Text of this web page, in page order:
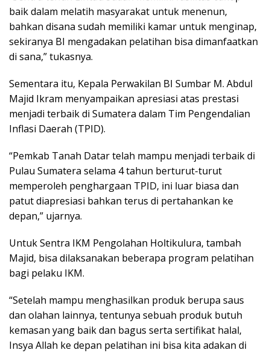
baik dalam melatih masyarakat untuk menenun,
bahkan disana sudah memiliki kamar untuk menginap,
sekiranya BI mengadakan pelatihan bisa dimanfaatkan
di sana,” tukasnya.
Sementara itu, Kepala Perwakilan BI Sumbar M. Abdul
Majid Ikram menyampaikan apresiasi atas prestasi
menjadi terbaik di Sumatera dalam Tim Pengendalian
Inflasi Daerah (TPID).
“Pemkab Tanah Datar telah mampu menjadi terbaik di
Pulau Sumatera selama 4 tahun berturut-turut
memperoleh penghargaan TPID, ini luar biasa dan
patut diapresiasi bahkan terus di pertahankan ke
depan,” ujarnya.
Untuk Sentra IKM Pengolahan Holtikulura, tambah
Majid, bisa dilaksanakan beberapa program pelatihan
bagi pelaku IKM.
“Setelah mampu menghasilkan produk berupa saus
dan olahan lainnya, tentunya sebuah produk butuh
kemasan yang baik dan bagus serta sertifikat halal,
Insya Allah ke depan pelatihan ini bisa kita adakan di